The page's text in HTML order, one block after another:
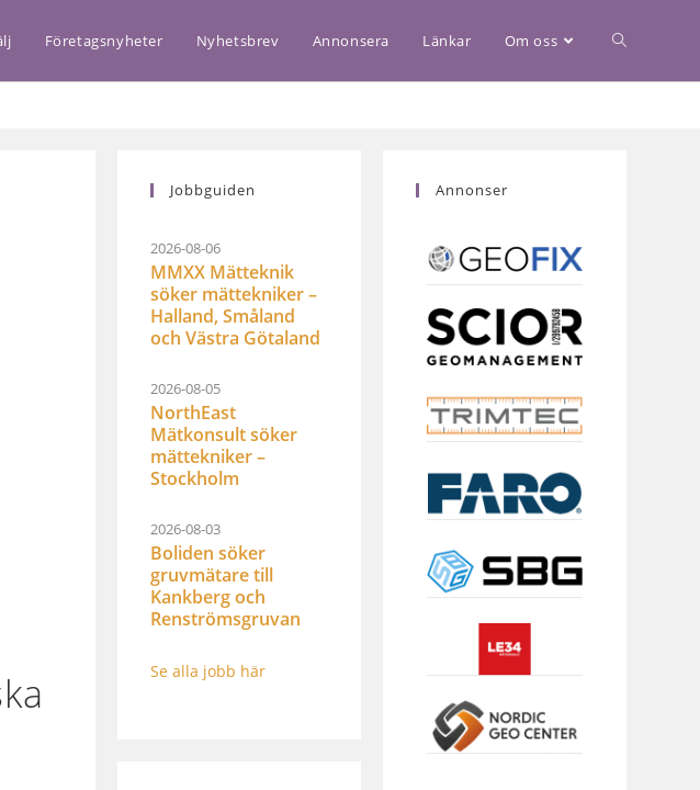
Företagsnyheter Nyhetsbrev Annonsera Länkar Om oss
Jobbguiden
2026-08-06
MMXX Mätteknik
söker mättekniker –
Halland, Småland
och Västra Götaland
2026-08-05
NorthEast
Mätkonsult söker
mättekniker –
Stockholm
2026-08-03
Boliden söker
gruvmätare till
Kankberg och
Renströmsgruvan
Se alla jobb här
Annonser